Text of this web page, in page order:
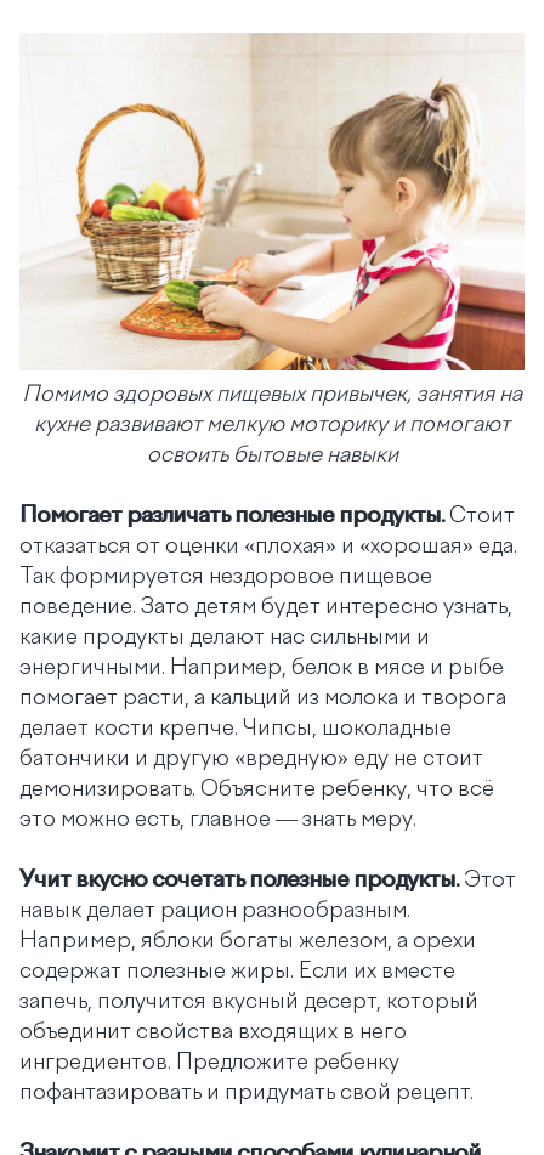
Помимо здоровых пищевых привычек, занятия на
кухне развивают мелкую моторику и помогают
освоить бытовые навыки
Помогает различать полезные продукты.Стоит
отказаться от оценки «плохая» и «хорошая» еда.
Так формируется нездоровое пищевое
поведение. Зато детям будет интересно узнать,
какие продукты делают нас сильными и
энергичными. Например, белок в мясе и рыбе
помогает расти, а кальций из молока и творога
делает кости крепче. Чипсы, шоколадные
батончики и другую «вредную» еду не стоит
демонизировать. Объясните ребенку, что всё
это можно есть, главное — знать меру.
Учит вкусно сочетать полезные продукты.Этот
навык делает рацион разнообразным.
Например, яблоки богаты железом, а орехи
содержат полезные жиры. Если их вместе
запечь, получится вкусный десерт, который
объединит свойства входящих в него
ингредиентов. Предложите ребенку
пофантазировать и придумать свой рецепт.